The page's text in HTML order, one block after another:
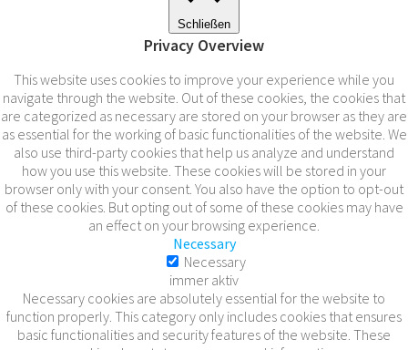
Schließen
Privacy Overview
This website uses cookies to improve your experience while you
navigate through the website. Out of these cookies, the cookies that
are categorized as necessary are stored on your browser as they are
as essential for the working of basic functionalities of the website. We
also use third-party cookies that help us analyze and understand
how you use this website. These cookies will be stored in your
browser only with your consent. You also have the option to opt-out
of these cookies. But opting out of some of these cookies may have
an effect on your browsing experience.
Necessary
Necessary
immer aktiv
Necessary cookies are absolutely essential for the website to
function properly. This category only includes cookies that ensures
basic functionalities and security features of the website. These